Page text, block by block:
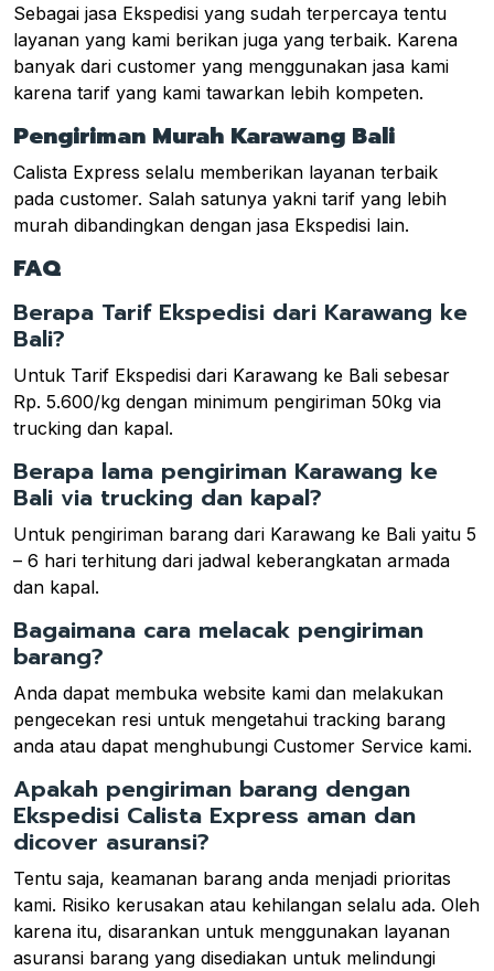
Sebagai jasa Ekspedisi yang sudah terpercaya tentu
layanan yang kami berikan juga yang terbaik. Karena
banyak dari customer yang menggunakan jasa kami
karena tarif yang kami tawarkan lebih kompeten.
Pengiriman Murah Karawang Bali
Calista Express selalu memberikan layanan terbaik
pada customer. Salah satunya yakni tarif yang lebih
murah dibandingkan dengan jasa Ekspedisi lain.
FAQ
Berapa Tarif Ekspedisi dari Karawang ke
Bali?
Untuk Tarif Ekspedisi dari Karawang ke Bali sebesar
Rp. 5.600/kg dengan minimum pengiriman 50kg via
trucking dan kapal.
Berapa lama pengiriman Karawang ke
Bali via trucking dan kapal?
Untuk pengiriman barang dari Karawang ke Bali yaitu 5
– 6 hari terhitung dari jadwal keberangkatan armada
dan kapal.
Bagaimana cara melacak pengiriman
barang?
Anda dapat membuka website kami dan melakukan
pengecekan resi untuk mengetahui tracking barang
anda atau dapat menghubungi Customer Service kami.
Apakah pengiriman barang dengan
Ekspedisi Calista Express aman dan
dicover asuransi?
Tentu saja, keamanan barang anda menjadi prioritas
kami. Risiko kerusakan atau kehilangan selalu ada. Oleh
karena itu, disarankan untuk menggunakan layanan
asuransi barang yang disediakan untuk melindungi